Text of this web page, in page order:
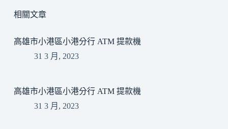
相關文章
高雄市小港區小港分行 ATM 提款機
31 3 月, 2023
高雄市小港區小港分行 ATM 提款機
31 3 月, 2023